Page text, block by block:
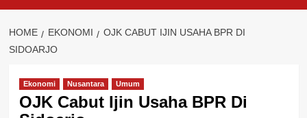
HOME EKONOMI
OJK CABUT IJIN USAHA BPR DI
SIDOARJO
Ekonomi Nusantara Umum
OJK Cabut Ijin Usaha BPR Di